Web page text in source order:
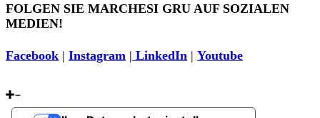
FOLGEN SIE MARCHESI GRU AUF SOZIALEN
MEDIEN!
Facebook | Instagram | LinkedIn | Youtube